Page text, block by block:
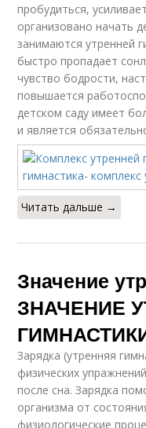
пробудиться,
организовано начать
занимаются утренней
быстро пропадает
чувство бодрости,
повышается
детском саду имеет
и является
Читать дальше →
Значение
ЗНАЧЕНИЕ
Зарядка (утренняя
физических
после сна. Зарядка
организма от
физиологические